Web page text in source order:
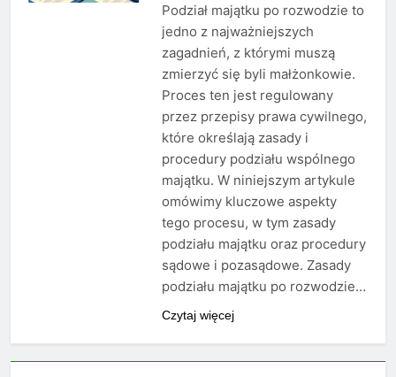
Podział majątku po rozwodzie to
jedno z najważniejszych
zagadnień, z którymi muszą
zmierzyć się byli małżonkowie.
Proces ten jest regulowany
przez przepisy prawa cywilnego,
które określają zasady i
procedury podziału wspólnego
majątku. W niniejszym artykule
omówimy kluczowe aspekty
tego procesu, w tym zasady
podziału majątku oraz procedury
sądowe i pozasądowe. Zasady
podziału majątku po rozwodzie…
Czytaj więcej